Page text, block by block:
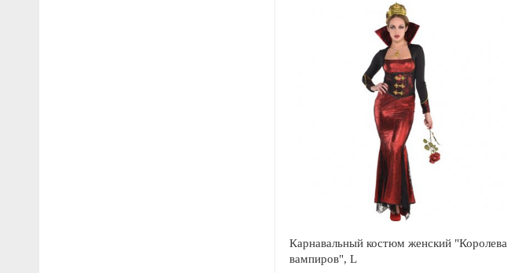
Карнавальный костюм женский "Королева
вампиров", L